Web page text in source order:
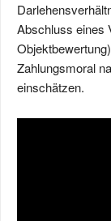
Abschluss eines
Zahlungsmoral
einschätzen.